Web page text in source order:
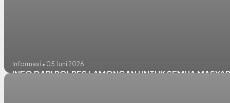
Informasi • 05 Juni 2026
INFO DARI POLRES LAMONGAN UNTUK SEMUA